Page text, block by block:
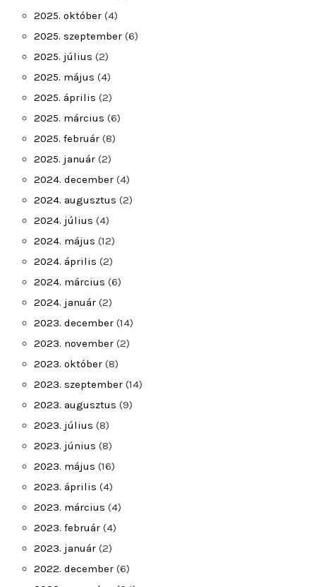
2025. október (4)
2025. szeptember (6)
2025. július (2)
2025. május (4)
2025. április (2)
2025. március (6)
2025. február (8)
2025. január (2)
2024. december (4)
2024. augusztus (2)
2024. július (4)
2024. május (12)
2024. április (2)
2024. március (6)
2024. január (2)
2023. december (14)
2023. november (2)
2023. október (8)
2023. szeptember (14)
2023. augusztus (9)
2023. július (8)
2023. június (8)
2023. május (16)
2023. április (4)
2023. március (4)
2023. február (4)
2023. január (2)
2022. december (6)